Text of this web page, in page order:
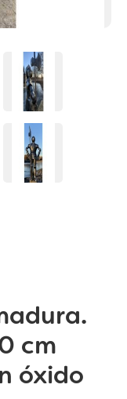
cm
óxido